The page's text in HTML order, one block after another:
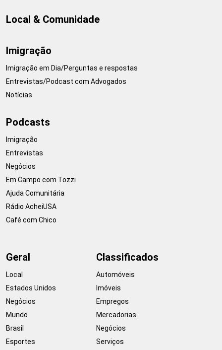
Local & Comunidade
Imigração
Imigração em Dia/Perguntas e respostas
Entrevistas/Podcast com Advogados
Notícias
Podcasts
Imigração
Entrevistas
Negócios
Em Campo com Tozzi
Ajuda Comunitária
Rádio AcheiUSA
Café com Chico
Geral
Local
Estados Unidos
Negócios
Mundo
Brasil
Esportes
Classificados
Automóveis
Imóveis
Empregos
Mercadorias
Negócios
Serviços